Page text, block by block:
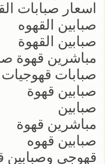
اسعار صبابات
صبابين القهوه
صبابين القهوة
مباشرين قهوة
صبابات قهوجيات
صبابين قهوة
صبابين
مباشرين قهوة
صبابين قهوه
قهوجي وصبابين